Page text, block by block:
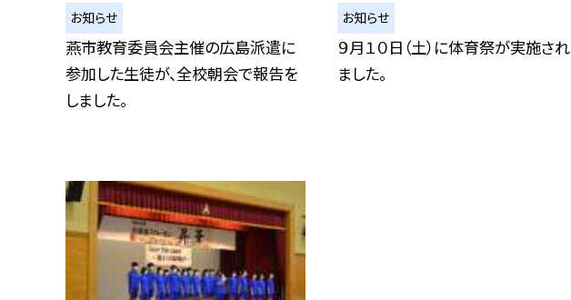
お知らせ
燕市教育委員会主催の広島派遣に
参加した生徒が、全校朝会で報告を
しました。
お知らせ
９月１０日（土）に体育祭が実施され
ました。